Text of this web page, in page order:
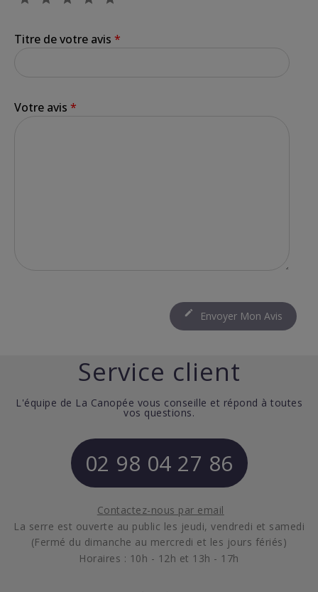
Titre de votre avis *
Votre avis *
 Envoyer Mon Avis
Service client
L'équipe de La Canopée vous conseille et répond à toutes
vos questions.
02 98 04 27 86
Contactez-nous par email
La serre est ouverte au public les jeudi, vendredi et samedi
(Fermé du dimanche au mercredi et les jours fériés)
Horaires : 10h - 12h et 13h - 17h